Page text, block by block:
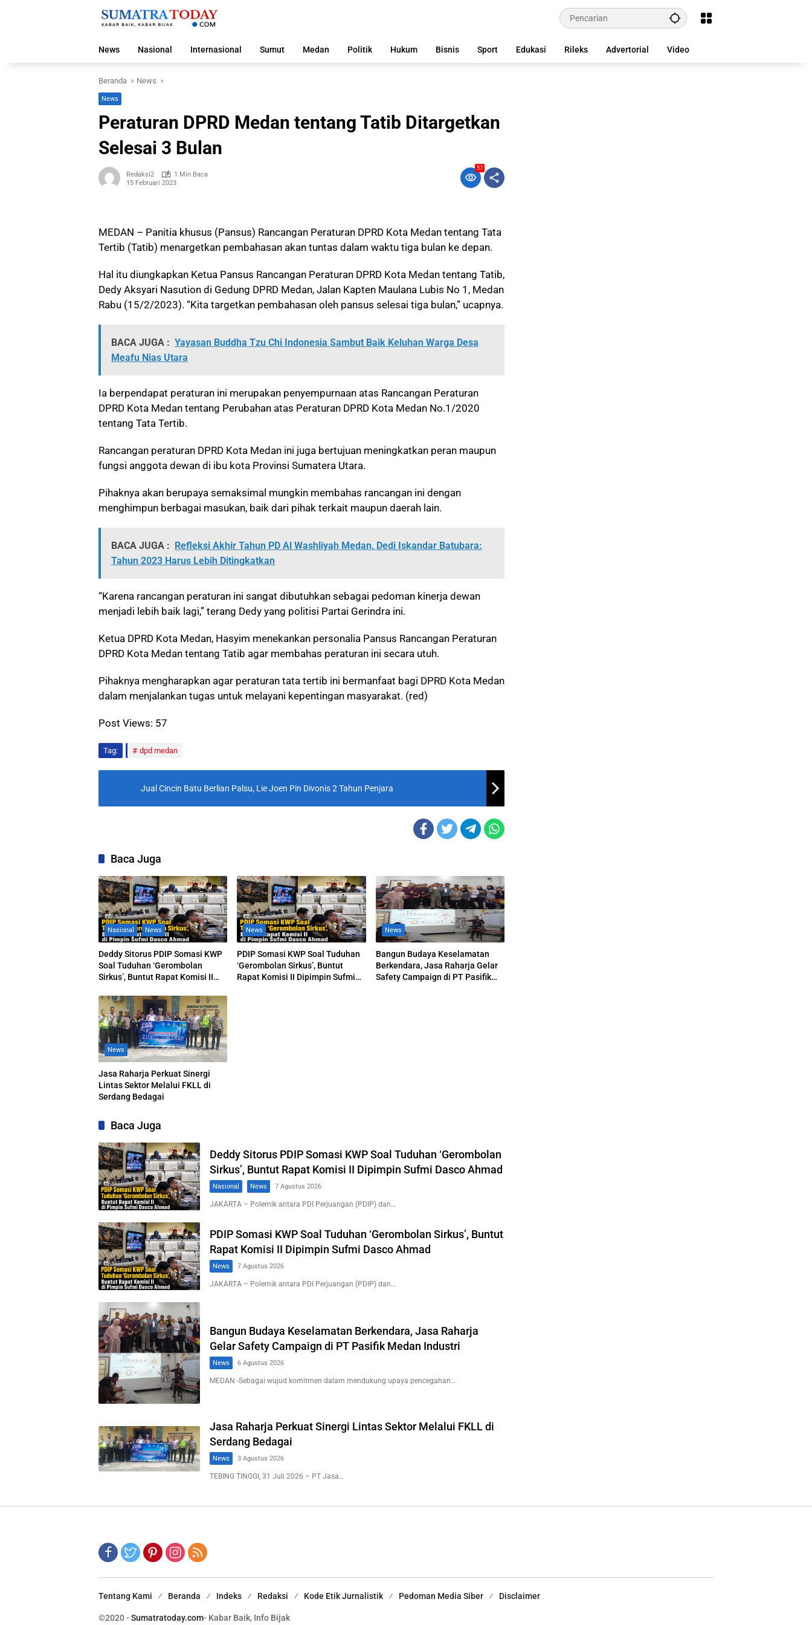
News
Nasional Internasional Sumut Medan Politik Hukum Bisnis Sport Edukasi Rileks Advertorial Video
Beranda News
News
Peraturan DPRD Medan tentang Tatib Ditargetkan
Selesai 3 Bulan
Redaksi2
1 Min Baca
15 Februari 2023
57
MEDAN – Panitia khusus (Pansus) Rancangan Peraturan DPRD Kota Medan tentang Tata
Tertib (Tatib) menargetkan pembahasan akan tuntas dalam waktu tiga bulan ke depan.
Hal itu diungkapkan Ketua Pansus Rancangan Peraturan DPRD Kota Medan tentang Tatib,
Dedy Aksyari Nasution di Gedung DPRD Medan, Jalan Kapten Maulana Lubis No 1, Medan
Rabu (15/2/2023). “Kita targetkan pembahasan oleh pansus selesai tiga bulan,” ucapnya.
BACA JUGA : Yayasan Buddha Tzu Chi Indonesia Sambut Baik Keluhan Warga Desa
Meafu Nias Utara
Ia berpendapat peraturan ini merupakan penyempurnaan atas Rancangan Peraturan
DPRD Kota Medan tentang Perubahan atas Peraturan DPRD Kota Medan No.1/2020
tentang Tata Tertib.
Rancangan peraturan DPRD Kota Medan ini juga bertujuan meningkatkan peran maupun
fungsi anggota dewan di ibu kota Provinsi Sumatera Utara.
Pihaknya akan berupaya semaksimal mungkin membahas rancangan ini dengan
menghimpun berbagai masukan, baik dari pihak terkait maupun daerah lain.
BACA JUGA : Refleksi Akhir Tahun PD Al Washliyah Medan, Dedi Iskandar Batubara:
Tahun 2023 Harus Lebih Ditingkatkan
“Karena rancangan peraturan ini sangat dibutuhkan sebagai pedoman kinerja dewan
menjadi lebih baik lagi,” terang Dedy yang politisi Partai Gerindra ini.
Ketua DPRD Kota Medan, Hasyim menekankan personalia Pansus Rancangan Peraturan
DPRD Kota Medan tentang Tatib agar membahas peraturan ini secara utuh.
Pihaknya mengharapkan agar peraturan tata tertib ini bermanfaat bagi DPRD Kota Medan
dalam menjalankan tugas untuk melayani kepentingan masyarakat. (red)
Post Views: 57
Tag: dpd medan
Jual Cincin Batu Berlian Palsu, Lie Joen Pin Divonis 2 Tahun Penjara
Baca Juga
Nasional News
Deddy Sitorus PDIP Somasi KWP
Soal Tuduhan ‘Gerombolan
Sirkus’, Buntut Rapat Komisi II
News
PDIP Somasi KWP Soal Tuduhan
‘Gerombolan Sirkus’, Buntut
Rapat Komisi II Dipimpin Sufmi
News
Bangun Budaya Keselamatan
Berkendara, Jasa Raharja Gelar
Safety Campaign di PT Pasifik
News
Jasa Raharja Perkuat Sinergi
Lintas Sektor Melalui FKLL di
Serdang Bedagai
Baca Juga
Deddy Sitorus PDIP Somasi KWP Soal Tuduhan ‘Gerombolan
Sirkus’, Buntut Rapat Komisi II Dipimpin Sufmi Dasco Ahmad
Nasional News 7 Agustus 2026
JAKARTA – Polemik antara PDI Perjuangan (PDIP) dan…
PDIP Somasi KWP Soal Tuduhan ‘Gerombolan Sirkus’, Buntut
Rapat Komisi II Dipimpin Sufmi Dasco Ahmad
News 7 Agustus 2026
JAKARTA – Polemik antara PDI Perjuangan (PDIP) dan…
Bangun Budaya Keselamatan Berkendara, Jasa Raharja
Gelar Safety Campaign di PT Pasifik Medan Industri
News 6 Agustus 2026
MEDAN -Sebagai wujud komitmen dalam mendukung upaya pencegahan…
Jasa Raharja Perkuat Sinergi Lintas Sektor Melalui FKLL di
Serdang Bedagai
News 3 Agustus 2026
TEBING TINGGI, 31 Juli 2026 – PT Jasa…
Tentang Kami Beranda Indeks Redaksi Kode Etik Jurnalistik Pedoman Media Siber Disclaimer
©2020 -Sumatratoday.com- Kabar Baik, Info Bijak